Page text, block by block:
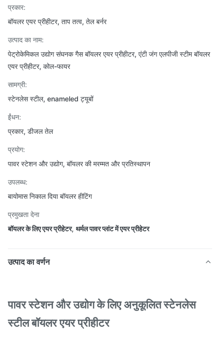
प्रकार:
बॉयलर एयर प्रीहीटर, ताप तत्व, तेल बर्नर
उत्पाद का नाम:
पेट्रोकेमिकल उद्योग संघनक गैस बॉयलर एयर प्रीहीटर, एंटी जंग एलपीजी स्टीम बॉयलर
एयर प्रीहीटर, कोल-फायर
सामग्री:
स्टेनलेस स्टील, enameled ट्यूबों
ईंधन:
प्रकार, डीजल तेल
प्रयोग:
पावर स्टेशन और उद्योग, बॉयलर की मरम्मत और प्रतिस्थापन
उपलब्ध:
बायोमास निकाल दिया बॉयलर हीटिंग
प्रमुखता देना
बॉयलर के लिए एयर प्रीहेटर, थर्मल पावर प्लांट में एयर प्रीहेटर
उत्पाद का वर्णन
पावर स्टेशन और उद्योग के लिए अनुकूलित स्टेनलेस
स्टील बॉयलर एयर प्रीहीटर